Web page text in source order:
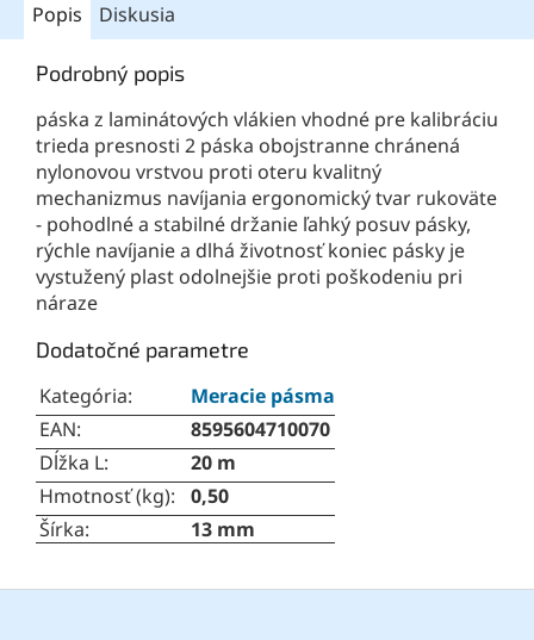
Popis Diskusia
Podrobný popis
páska z laminátových vlákien vhodné pre kalibráciu
trieda presnosti 2 páska obojstranne chránená
nylonovou vrstvou proti oteru kvalitný
mechanizmus navíjania ergonomický tvar rukoväte
- pohodlné a stabilné držanie ľahký posuv pásky,
rýchle navíjanie a dlhá životnosť koniec pásky je
vystužený plast odolnejšie proti poškodeniu pri
náraze
Dodatočné parametre
Kategória:
Meracie pásma
EAN:
8595604710070
Dĺžka L:
20 m
Hmotnosť (kg):
0,50
Šírka: 13 mm